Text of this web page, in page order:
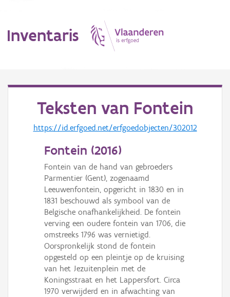
Inventaris
Erfgoedobject
Aanduidingsobject
Waarneming
Gebeurtenis
Persoon of collectief
Teksten van Fontein
https://id.erfgoed.net/erfgoedobjecten/302012
Fontein (2016)
Fontein van de hand van gebroeders
Parmentier (Gent), zogenaamd
Leeuwenfontein, opgericht in 1830 en in
1831 beschouwd als symbool van de
Belgische onafhankelijkheid. De fontein
verving een oudere fontein van 1706, die
omstreeks 1796 was vernietigd.
Oorspronkelijk stond de fontein
opgesteld op een pleintje op de kruising
van het Jezuitenplein met de
Koningsstraat en het Lappersfort. Circa
1970 verwijderd en in afwachting van